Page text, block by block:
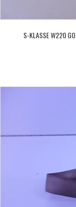
S-KLASSE W220